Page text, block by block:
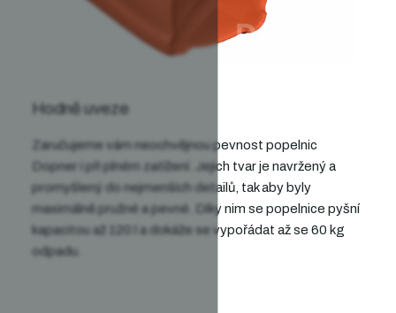
Hodně uveze
Zaručujeme vám neochvějnou pevnost popelnic
Dopner i při plném zatížení. Jejich tvar je navrženýa
promyšlený
do nejmenších detailů, tak aby byly
maximálně pružné a pevné. Díky nim se popelnice pyšní
kapacitou až 120 l a dokáže se vypořádat až se 60 kg
odpadu.